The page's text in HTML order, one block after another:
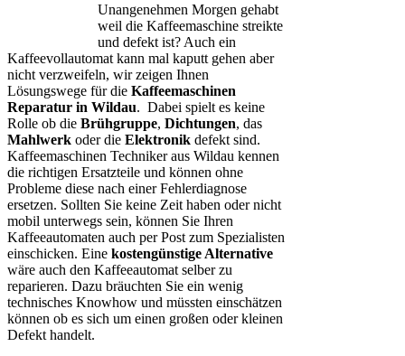
Unangenehmen Morgen gehabt
weil die Kaffeemaschine streikte
und defekt ist? Auch ein
Kaffeevollautomat kann mal kaputt gehen aber
nicht verzweifeln, wir zeigen Ihnen
Lösungswege für die Kaffeemaschinen
Reparatur in Wildau. Dabei spielt es keine
Rolle ob die Brühgruppe, Dichtungen, das
Mahlwerk oder die Elektronik defekt sind.
Kaffeemaschinen Techniker aus Wildau kennen
die richtigen Ersatzteile und können ohne
Probleme diese nach einer Fehlerdiagnose
ersetzen. Sollten Sie keine Zeit haben oder nicht
mobil unterwegs sein, können Sie Ihren
Kaffeeautomaten auch per Post zum Spezialisten
einschicken. Eine kostengünstige Alternative
wäre auch den Kaffeeautomat selber zu
reparieren. Dazu bräuchten Sie ein wenig
technisches Knowhow und müssten einschätzen
können ob es sich um einen großen oder kleinen
Defekt handelt.